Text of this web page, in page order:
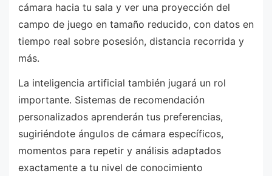
cámara hacia tu sala y ver una proyección del
campo de juego en tamaño reducido, con datos en
tiempo real sobre posesión, distancia recorrida y
más.
La inteligencia artificial también jugará un rol
importante. Sistemas de recomendación
personalizados aprenderán tus preferencias,
sugiriéndote ángulos de cámara específicos,
momentos para repetir y análisis adaptados
exactamente a tu nivel de conocimiento